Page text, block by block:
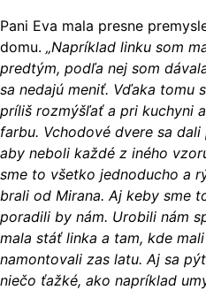
Pani Eva mala presne
domu. „Napríklad linku som
predtým, podľa nej som
sa nedajú meniť. Vďaka tomu
príliš rozmýšľať a pri kuchyni
farbu. Vchodové dvere sa
aby neboli každé z iného
sme to všetko jednoducho a
brali od Mirana. Aj keby sme
poradili by nám. Urobili nám
mala stáť linka a tam, kde
namontovali zas latu. Aj sa
niečo ťažké, ako napríklad